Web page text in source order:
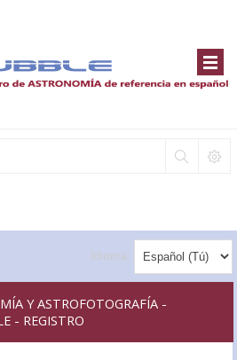
Idioma:
Y ASTROFOTOGRAFÍA -
- REGISTRO